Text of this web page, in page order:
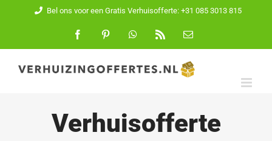
inhoud
Bel ons voor een Gratis Verhuisofferte: +31 085 3013 815
FacebookPinterest WhatsApp
E-
Verhuisofferte